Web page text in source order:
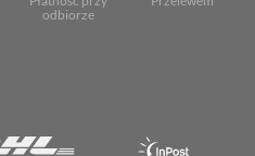
odbiorze